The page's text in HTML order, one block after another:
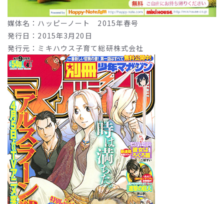
媒体名：ハッピーノート 2015年春号
発行日：2015年3月20日
発行元：ミキハウス子育て総研株式会社